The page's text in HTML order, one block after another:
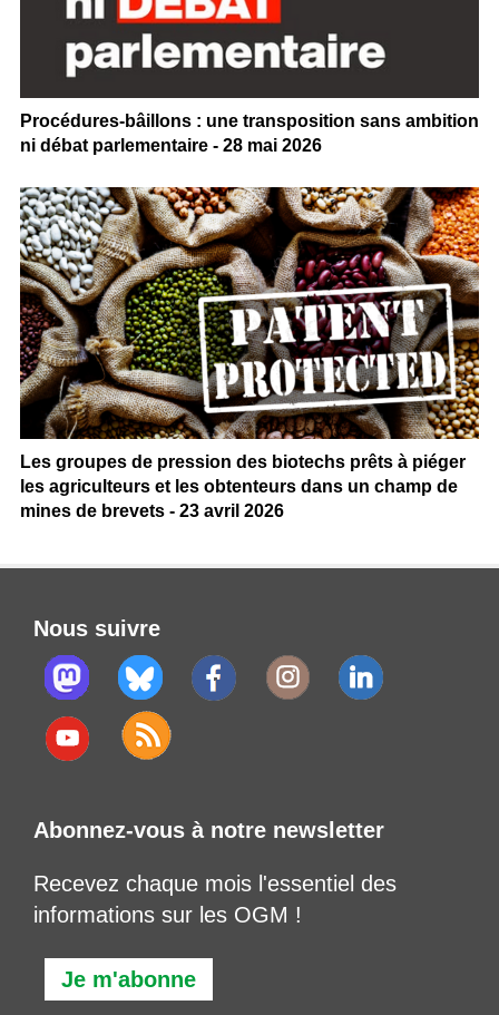
Procédures-bâillons : une transposition sans ambition
ni débat parlementaire - 28 mai 2026
Les groupes de pression des biotechs prêts à piéger
les agriculteurs et les obtenteurs dans un champ de
mines de brevets - 23 avril 2026
Nous suivre
Abonnez-vous à notre newsletter
Recevez chaque mois l'essentiel des
informations sur les OGM !
Je m'abonne